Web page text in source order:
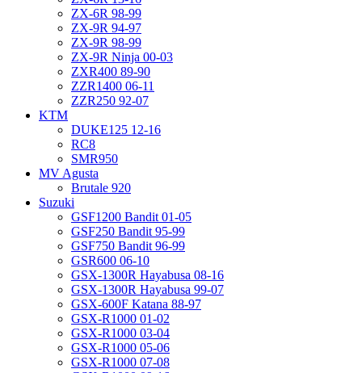
ZX-6R 98-99
ZX-9R 94-97
ZX-9R 98-99
ZX-9R Ninja 00-03
ZXR400 89-90
ZZR1400 06-11
ZZR250 92-07
KTM
DUKE125 12-16
RC8
SMR950
MV Agusta
Brutale 920
Suzuki
GSF1200 Bandit 01-05
GSF250 Bandit 95-99
GSF750 Bandit 96-99
GSR600 06-10
GSX-1300R Hayabusa 08-16
GSX-1300R Hayabusa 99-07
GSX-600F Katana 88-97
GSX-R1000 01-02
GSX-R1000 03-04
GSX-R1000 05-06
GSX-R1000 07-08